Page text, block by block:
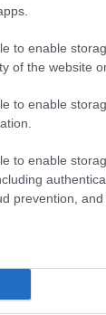
to enable
of the website
to enable
to enable
prevention,